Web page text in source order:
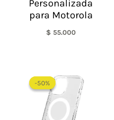
Personalizada
para Motorola
$ 55.000
-50%
-50%
de
precios:
desde
$ 30.000
hasta